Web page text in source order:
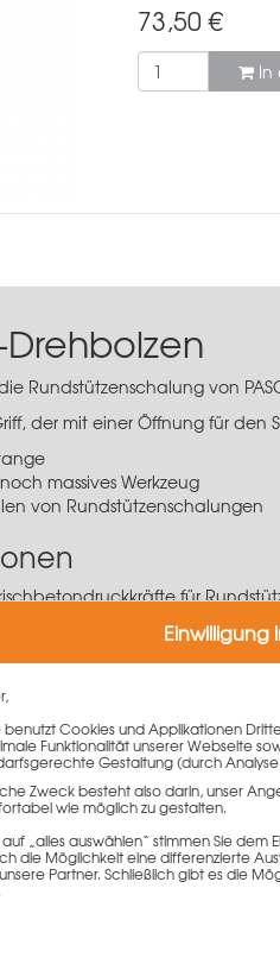
73,50 €
In
Drehbolzen
Rundstützenschalung von
der mit einer Öffnung für den
massives Werkzeug
von Rundstützenschalungen
für
beim Ausschalen
gedreht. Der dadurch erzielte
Sie bitte der jeweiligen
Einwilligung
Cookies und Applikationen
Funktionalität unserer Webseite
Gestaltung (durch
Zweck besteht also darin, unser
wie möglich zu gestalten.
„alles auswählen“ stimmen Sie
die Möglichkeit eine differenzierte
Partner. Schließlich gibt es die